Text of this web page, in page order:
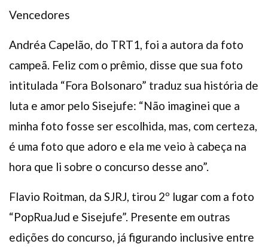
Vencedores
Andréa Capelão, do TRT1, foi a autora da foto
campeã. Feliz com o prêmio, disse que sua foto
intitulada “Fora Bolsonaro” traduz sua história de
luta e amor pelo Sisejufe: “Não imaginei que a
minha foto fosse ser escolhida, mas, com certeza,
é uma foto que adoro e ela me veio à cabeça na
hora que li sobre o concurso desse ano”.
Flavio Roitman, da SJRJ, tirou 2º lugar com a foto
“PopRuaJud e Sisejufe”. Presente em outras
edições do concurso, já figurando inclusive entre